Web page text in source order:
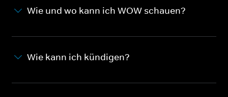
Wie und wo kann ich WOW schauen?
Wie kann ich kündigen?